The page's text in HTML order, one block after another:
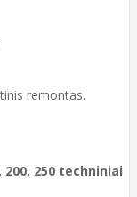
remontas.
200, 250 techniniai